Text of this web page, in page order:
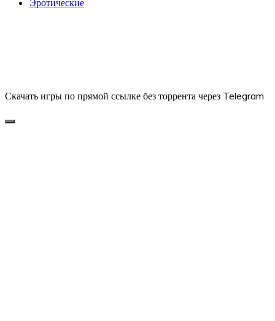
Скачать игры по прямой ссылке без торрента через Telegram